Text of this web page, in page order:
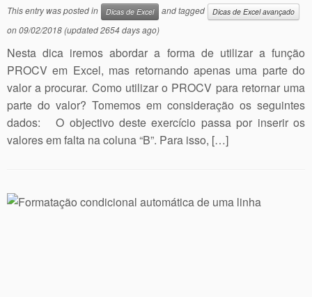
This entry was posted in Dicas de Excel and tagged Dicas de Excel avançado
on09/02/2018(updated 2654 days ago)
Nesta dica iremos abordar a forma de utilizar a função
PROCV em Excel, mas retornando apenas uma parte do
valor a procurar. Como utilizar o PROCV para retornar uma
parte do valor? Tomemos em consideração os seguintes
dados: O objectivo deste exercício passa por inserir os
valores em falta na coluna “B”. Para isso, […]